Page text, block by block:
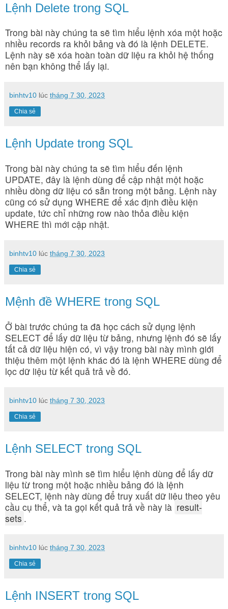
Lệnh Delete trong SQL
Trong bài này chúng ta sẽ tìm hiểu lệnh xóa một hoặc
nhiều records ra khỏi bảng và đó là lệnh DELETE.
Lệnh này sẽ xóa hoàn toàn dữ liệu ra khỏi hệ thống
nên bạn không thể lấy lại.
binhtv10 lúc tháng 7 30, 2023
Chia sẻ
Lệnh Update trong SQL
Trong bài này chúng ta sẽ tìm hiểu đến lệnh
UPDATE, đây là lệnh dùng để cập nhật một hoặc
nhiều dòng dữ liệu có sẵn trong một bảng. Lệnh này
cũng có sử dụng WHERE để xác định điều kiện
update, tức chỉ những row nào thỏa điều kiện
WHERE thì mới cập nhật.
binhtv10 lúc tháng 7 30, 2023
Chia sẻ
Mệnh đề WHERE trong SQL
Ở bài trước chúng ta đã học cách sử dụng lệnh
SELECT để lấy dữ liệu từ bảng, nhưng lệnh đó sẽ lấy
tất cả dữ liệu hiện có, vì vậy trong bài này mình giới
thiệu thêm một lệnh khác đó là lệnh WHERE dùng để
lọc dữ liệu từ kết quả trả về đó.
binhtv10 lúc tháng 7 30, 2023
Chia sẻ
Lệnh SELECT trong SQL
Trong bài này mình sẽ tìm hiểu lệnh dùng để lấy dữ
liệu từ trong một hoặc nhiều bảng đó là lệnh
SELECT, lệnh này dùng để truy xuất dữ liệu theo yêu
cầu cụ thể, và ta gọi kết quả trả về này là result-
sets .
binhtv10 lúc tháng 7 30, 2023
Chia sẻ
Lệnh INSERT trong SQL